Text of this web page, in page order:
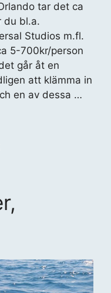
tar det ca
du bl.a.
Studios m.fl.
5-700kr/person
går åt en
att klämma in
en av dessa …